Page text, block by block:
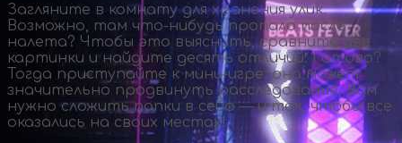
Загляните в комнату для хранения улик.
Возможно, там что-нибудьпропало после
налета? Чтобы это выяснить, сравните две
картинки и найдите десять отличий. Готово?
Тогда приступайте кмини-игре: она может
значительно продвинуть расследование. Вам
нужно сложить папки в сейф — и так, чтобы все
оказались на своих местах!